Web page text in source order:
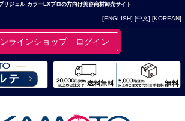
リジェル カラーEXプロの方向け美容商材卸売サイト
[ENGLISH] [中文] [KOREAN]
ラインショップ ログイン